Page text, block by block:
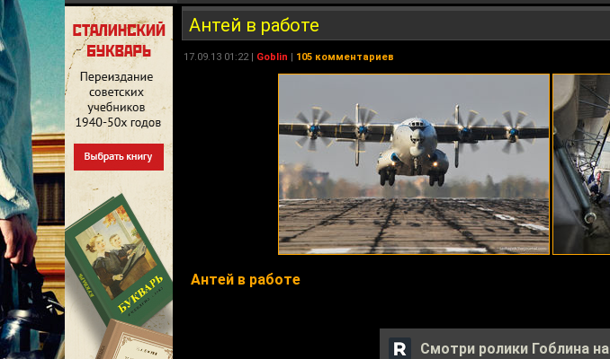
Антей в работе
17.09.13 01:22 | Goblin | 105 комментариев
Антей в работе
Смотри ролики Гоблина на